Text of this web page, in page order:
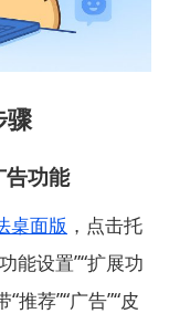
骤
告功能
桌面版 ，点击托
能设置”“扩展功
推荐”“广告”“皮